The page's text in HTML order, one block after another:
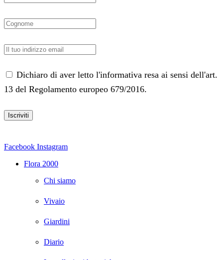
Dichiaro di aver letto l'informativa resa ai sensi dell'art.
13 del Regolamento europeo 679/2016.
Facebook Instagram
Flora 2000
Chi siamo
Vivaio
Giardini
Diario